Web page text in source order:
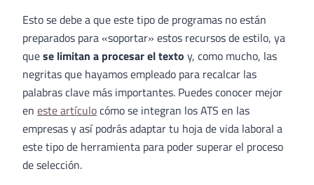
Esto se debe a que este tipo de programas no están
preparados para «soportar» estos recursos de estilo, ya
quese limitan a procesar el texto y, como mucho, las
negritas que hayamos empleado para recalcar las
palabras clave más importantes. Puedes conocer mejor
en este artículocómo se integran los ATS en las
empresas y así podrás adaptar tu hoja de vida laboral a
este tipo de herramienta para poder superar el proceso
de selección.